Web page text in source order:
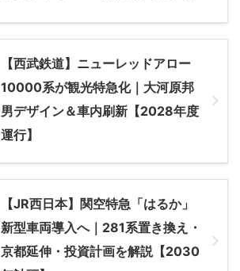
【西武鉄道】ニューレッドアロー
10000系が観光特急化｜大河原邦
男デザイン＆車内刷新【2028年度
運行】
【JR西日本】関空特急「はるか」
新型車両導入へ｜281系置き換え・
京都延伸・投資計画を解説【2030